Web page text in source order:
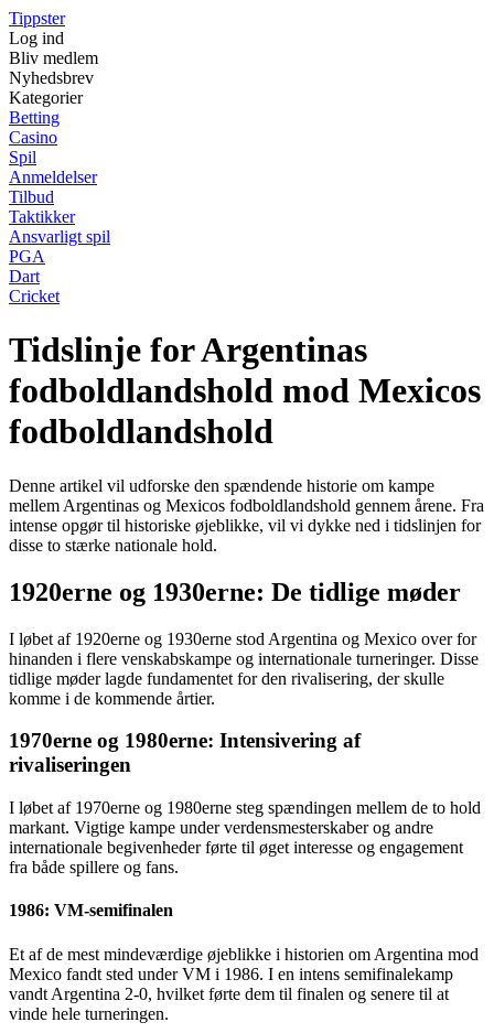
Tippster
Log ind
Bliv medlem
Nyhedsbrev
Kategorier
Betting
Casino
Spil
Anmeldelser
Tilbud
Taktikker
Ansvarligt spil
PGA
Dart
Cricket
Tidslinje for Argentinas
fodboldlandshold mod Mexicos
fodboldlandshold
Denne artikel vil udforske den spændende historie om kampe
mellem Argentinas og Mexicos fodboldlandshold gennem årene. Fra
intense opgør til historiske øjeblikke, vil vi dykke ned i tidslinjen for
disse to stærke nationale hold.
1920erne og 1930erne: De tidlige møder
I løbet af 1920erne og 1930erne stod Argentina og Mexico over for
hinanden i flere venskabskampe og internationale turneringer. Disse
tidlige møder lagde fundamentet for den rivalisering, der skulle
komme i de kommende årtier.
1970erne og 1980erne: Intensivering af
rivaliseringen
I løbet af 1970erne og 1980erne steg spændingen mellem de to hold
markant. Vigtige kampe under verdensmesterskaber og andre
internationale begivenheder førte til øget interesse og engagement
fra både spillere og fans.
1986: VM-semifinalen
Et af de mest mindeværdige øjeblikke i historien om Argentina mod
Mexico fandt sted under VM i 1986. I en intens semifinalekamp
vandt Argentina 2-0, hvilket førte dem til finalen og senere til at
vinde hele turneringen.